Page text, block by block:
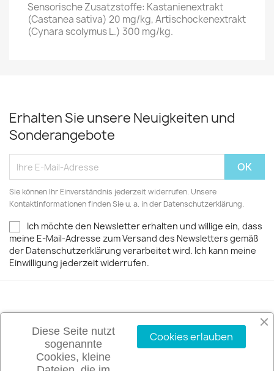
Sensorische Zusatzstoffe: Kastanienextrakt
(Castanea sativa) 20 mg/kg, Artischockenextrakt
(Cynara scolymus L.) 300 mg/kg.
Erhalten Sie unsere Neuigkeiten und
Sonderangebote
Sie können Ihr Einverständnis jederzeit widerrufen. Unsere
Kontaktinformationen finden Sie u. a. in der Datenschutzerklärung.
Ich möchte den Newsletter erhalten und willige ein, dass
meine E-Mail-Adresse zum Versand des Newsletters gemäß
der Datenschutzerklärung verarbeitet wird. Ich kann meine
Einwilligung jederzeit widerrufen.
ARTIKEL 
UNTERNEHMEN
Diese Seite nutzt
sogenannte
Cookies, kleine
Cookies erlauben